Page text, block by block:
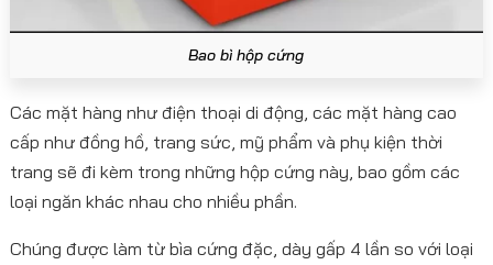
Bao bì hộp cứng
Các mặt hàng như điện thoại di động, các mặt hàng cao
cấp như đồng hồ, trang sức, mỹ phẩm và phụ kiện thời
trang sẽ đi kèm trong những hộp cứng này, bao gồm các
loại ngăn khác nhau cho nhiều phần.
Chúng được làm từ bìa cứng đặc, dày gấp 4 lần so với loại